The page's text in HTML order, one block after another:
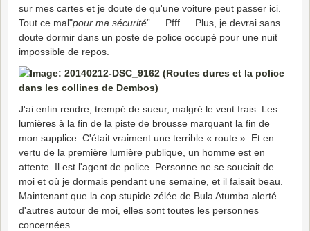
sur mes cartes et je doute de qu'une voiture peut passer ici.
Tout ce mal"pour ma sécurité” … Pfff … Plus, je devrai sans
doute dormir dans un poste de police occupé pour une nuit
impossible de repos.
J'ai enfin rendre, trempé de sueur, malgré le vent frais. Les
lumières à la fin de la piste de brousse marquant la fin de
mon supplice. C'était vraiment une terrible « route ». Et en
vertu de la première lumière publique, un homme est en
attente. Il est l'agent de police. Personne ne se souciait de
moi et où je dormais pendant une semaine, et il faisait beau.
Maintenant que la cop stupide zélée de Bula Atumba alerté
d'autres autour de moi, elles sont toutes les personnes
concernées.